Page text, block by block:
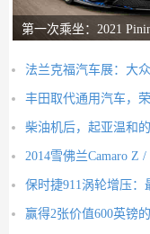
第一次乘坐：2021
法兰克福汽车展：大
丰田取代通用汽车，
柴油机后，起亚温和
2014雪佛兰Camaro Z
保时捷911涡轮增压：
赢得2张价值600英镑